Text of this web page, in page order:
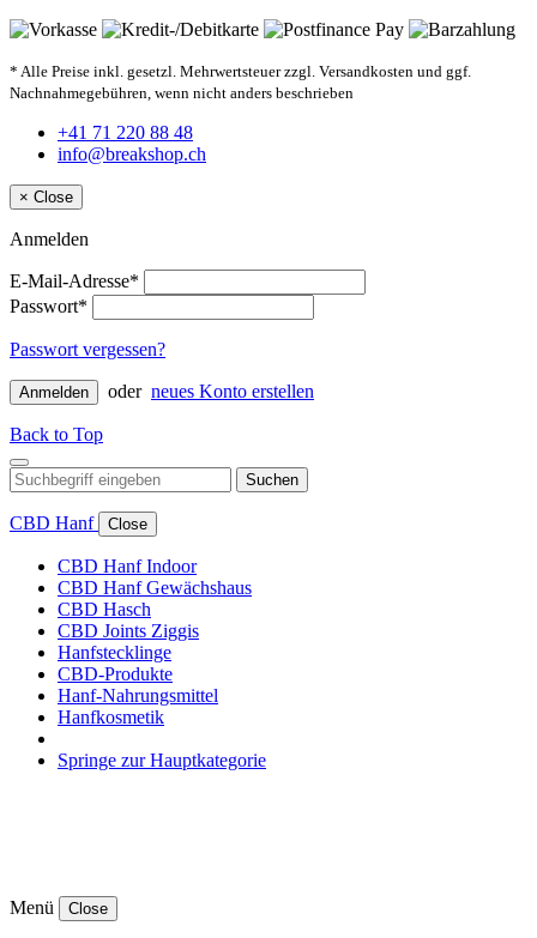
* Alle Preise inkl. gesetzl. Mehrwertsteuer zzgl. Versandkosten und ggf.
Nachnahmegebühren, wenn nicht anders beschrieben
+41 71 220 88 48
info@breakshop.ch
× Close
Anmelden
E-Mail-Adresse*
Passwort*
Passwort vergessen?
Anmelden oder neues Konto erstellen
Back to Top
Suchen
CBD Hanf Close
CBD Hanf Indoor
CBD Hanf Gewächshaus
CBD Hasch
CBD Joints Ziggis
Hanfstecklinge
CBD-Produkte
Hanf-Nahrungsmittel
Hanfkosmetik
Springe zur Hauptkategorie
Menü Close